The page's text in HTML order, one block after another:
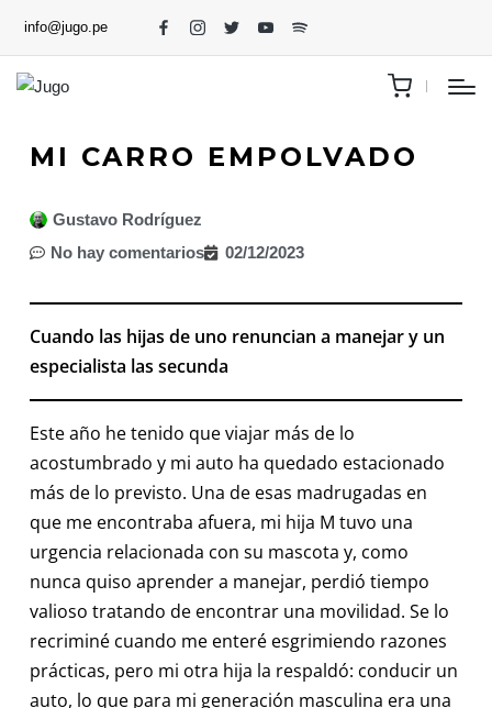
info@jugo.pe
MI CARRO EMPOLVADO
Gustavo Rodríguez
No hay comentarios
02/12/2023
Cuando las hijas de uno renuncian a manejar y un
especialista las secunda
Este año he tenido que viajar más de lo
acostumbrado y mi auto ha quedado estacionado
más de lo previsto. Una de esas madrugadas en
que me encontraba afuera, mi hija M tuvo una
urgencia relacionada con su mascota y, como
nunca quiso aprender a manejar, perdió tiempo
valioso tratando de encontrar una movilidad. Se lo
recriminé cuando me enteré esgrimiendo razones
prácticas, pero mi otra hija la respaldó: conducir un
auto, lo que para mi generación masculina era una